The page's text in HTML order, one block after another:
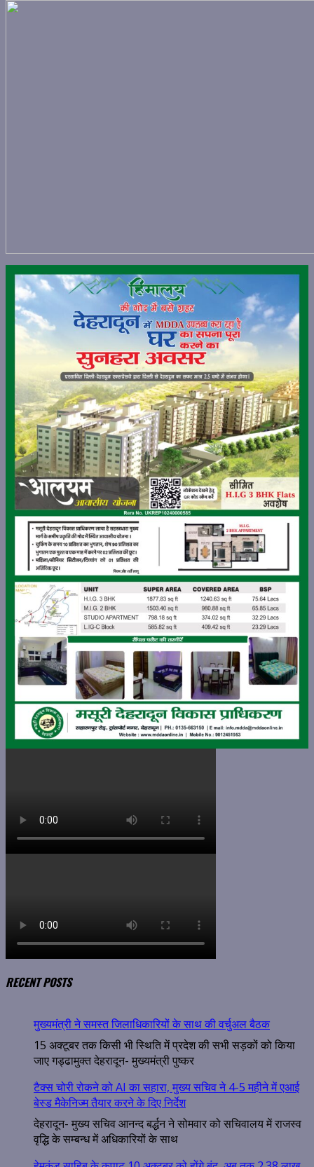
RECENT POSTS
मुख्यमंत्री ने समस्त जिलाधिकारियों के साथ की वर्चुअल बैठक
15 अक्टूबर तक किसी भी स्थिति में प्रदेश की सभी सड़कों को किया
जाए गड्ढामुक्त देहरादून- मुख्यमंत्री पुष्कर
टैक्स चोरी रोकने को AI का सहारा, मुख्य सचिव ने 4-5 महीने में एआई
बेस्ड मैकेनिज्म तैयार करने के दिए निर्देश
देहरादून- मुख्य सचिव आनन्द बर्द्धन ने सोमवार को सचिवालय में राजस्व
वृद्धि के सम्बन्ध में अधिकारियों के साथ